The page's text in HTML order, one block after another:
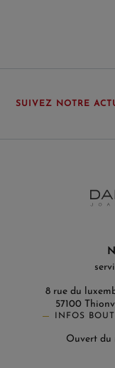
SUIVEZ NOTRE
8 rue du
57100
INFOS
Ouvert du